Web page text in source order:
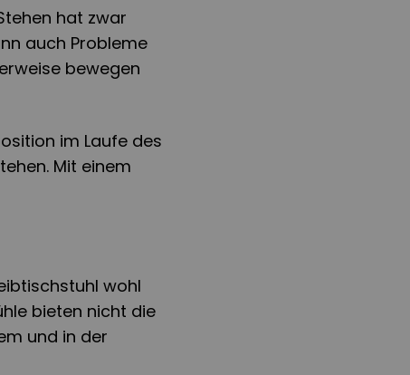
hat zwar
auch Probleme
bewegen
im Laufe des
Mit einem
wohl
bieten nicht die
und in der